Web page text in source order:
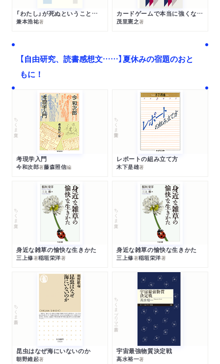
「わたし」が死ぬということの哲学
兼本浩祐著
カードゲームで本当に強くなる考え方
茂里憲之著
【自由研究、読書感想文……】夏休みの宿題のおと
もに！
ちくま文庫
考現学入門
今和次郎著藤森照信編
ちくま学芸文庫
レポートの組み立て方
木下是雄著
ちくま文庫
身近な雑草の愉快な生きかた
三上修著稲垣栄洋著
ちくま文庫
身近な雑草の愉快な生きかた
三上修著稲垣栄洋著
ちくま新書
昆虫はなぜ海にいないのか
朝野維起著
ちくまプリマー新書
宇宙最強物質決定戦
高水裕一著